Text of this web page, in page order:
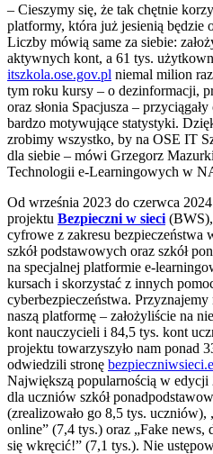
– Cieszymy się, że tak chętnie
platformy, która już jesienią będzie
Liczby mówią same za siebie:
aktywnych kont, a 61 tys.
itszkola.ose.gov.pl niemal milion
tym roku kursy – o dezinformacji,
oraz słonia Spacjusza –
bardzo motywujące statystyki.
zrobimy wszystko, by na OSE IT
dla siebie – mówi Grzegorz
Technologii e-Learningowych w
Od września 2023 do czerwca
projektu Bezpieczni w sieci
cyfrowe z zakresu bezpieczeństwa
szkół podstawowych oraz szkół
na specjalnej platformie e-
kursach i skorzystać z innych
cyberbezpieczeństwa.
naszą platformę – założyliście na
kont nauczycieli i 84,5 tys. kont
projektu towarzyszyło nam ponad
odwiedzili stronę
Największą popularnością w edycji
dla uczniów szkół
(zrealizowało go 8,5 tys.
online” (7,4 tys.) oraz „Fake
się wkręcić!” (7,1 tys.). Nie